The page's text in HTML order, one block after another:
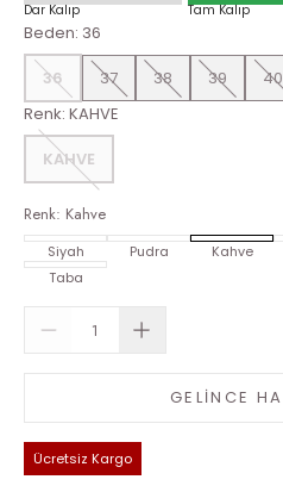
Dar Kalıp Tam Kalıp
Beden: 36
36
37 38 39
40
Renk: KAHVE
KAHVE
Renk: Kahve
Siyah Pudra Kahve
Taba
GELİNCE
Ücretsiz Kargo